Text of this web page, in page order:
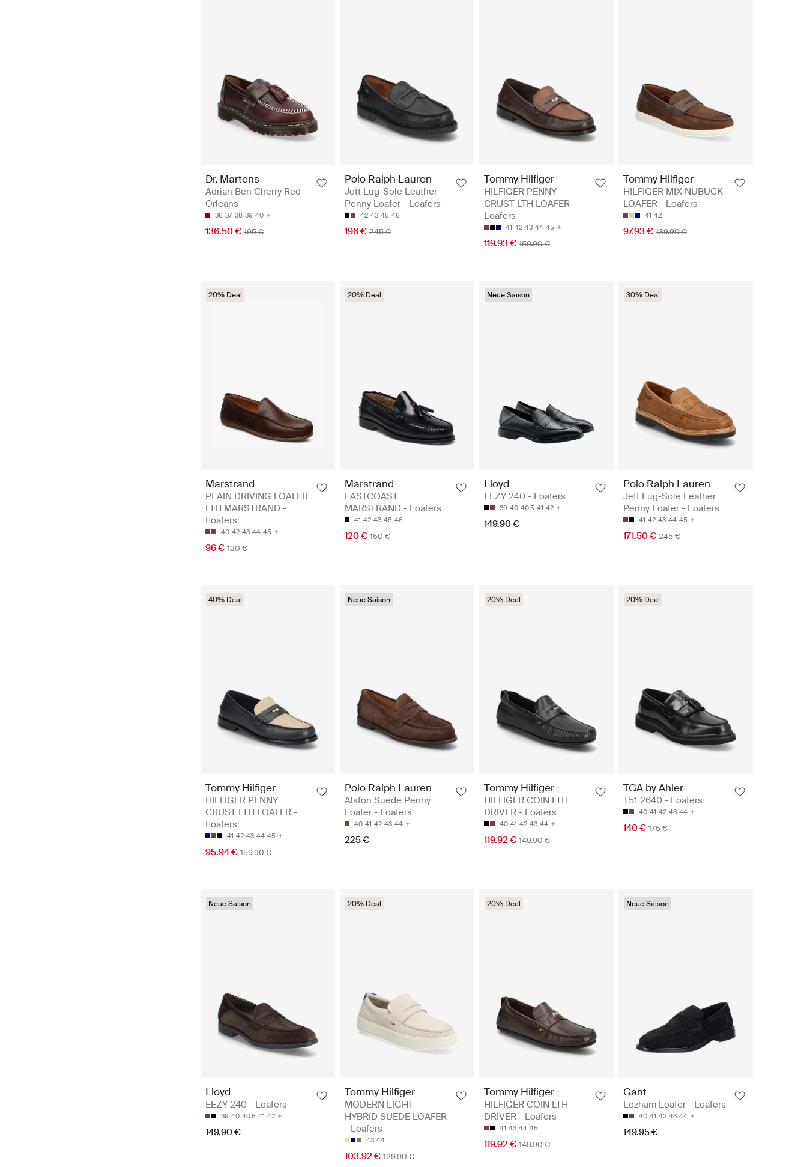
Dr. Martens
Adrian Ben Cherry Red
Orleans
36 37 38 39 40
136.50 € 195 €
Polo Ralph Lauren
Jett Lug-Sole Leather
Penny Loafer - Loafers
42 43 45 46
196 € 245 €
Tommy Hilfiger
HILFIGER PENNY
CRUST LTH LOAFER -
Loafers
41 42 43 44 45
119.93 € 159.90 €
Tommy Hilfiger
HILFIGER MIX NUBUCK
LOAFER - Loafers
41 42
97.93 € 139.90 €
20% Deal
Marstrand
PLAIN DRIVING LOAFER
LTH MARSTRAND -
Loafers
40 42 43 44 45
96 € 120 €
20% Deal
Marstrand
EASTCOAST
MARSTRAND - Loafers
41 42 43 45 46
120 € 150 €
Neue Saison
Lloyd
EEZY 240 - Loafers
39 40 40.5 41 42
149.90 €
30% Deal
Polo Ralph Lauren
Jett Lug-Sole Leather
Penny Loafer - Loafers
41 42 43 44 45
171.50 € 245 €
40% Deal
Tommy Hilfiger
HILFIGER PENNY
CRUST LTH LOAFER -
Loafers
41 42 43 44 45
95.94 € 159.90 €
Neue Saison
Polo Ralph Lauren
Alston Suede Penny
Loafer - Loafers
40 41 42 43 44
225 €
20% Deal
Tommy Hilfiger
HILFIGER COIN LTH
DRIVER - Loafers
40 41 42 43 44
119.92 € 149.90 €
20% Deal
TGA by Ahler
T51 2640 - Loafers
40 41 42 43 44
140 € 175 €
Neue Saison
Lloyd
EEZY 240 - Loafers
39 40 40.5 41 42
149.90 €
20% Deal
Tommy Hilfiger
MODERN LIGHT
HYBRID SUEDE LOAFER
- Loafers
43 44
103.92 € 129.90 €
20% Deal
Tommy Hilfiger
HILFIGER COIN LTH
DRIVER - Loafers
41 43 44 45
119.92 € 149.90 €
Neue Saison
Gant
Lozham Loafer - Loafers
40 41 42 43 44
149.95 €